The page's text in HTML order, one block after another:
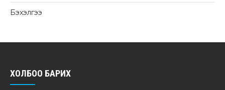
Бэхэлгээ
ХОЛБОО БАРИХ